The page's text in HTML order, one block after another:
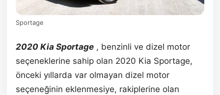
Sportage
2020 Kia Sportage , benzinli ve dizel motor
seçeneklerine sahip olan 2020 Kia Sportage,
önceki yıllarda var olmayan dizel motor
seçeneğinin eklenmesiye, rakiplerine olan